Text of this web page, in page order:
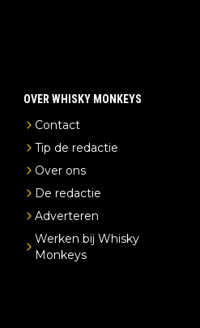
OVER WHISKY MONKEYS
Contact
Tip de redactie
Over ons
De redactie
Adverteren
Werken bij Whisky
Monkeys